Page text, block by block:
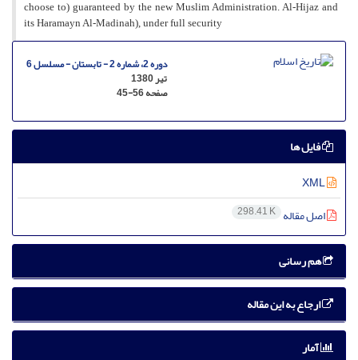
choose to) guaranteed by the new Muslim Administration. Al-Hijaz and
its Haramayn Al-Madinah), under full security
دوره 2، شماره 2 - تابستان - مسلسل 6
تیر 1380
صفحه45-56
فایل ها
اصل مقاله 298.41 K
هم رسانی
ارجاع به این مقاله
آمار